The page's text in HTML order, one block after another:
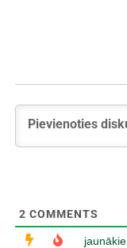
2 COMMENTS
jaunākie